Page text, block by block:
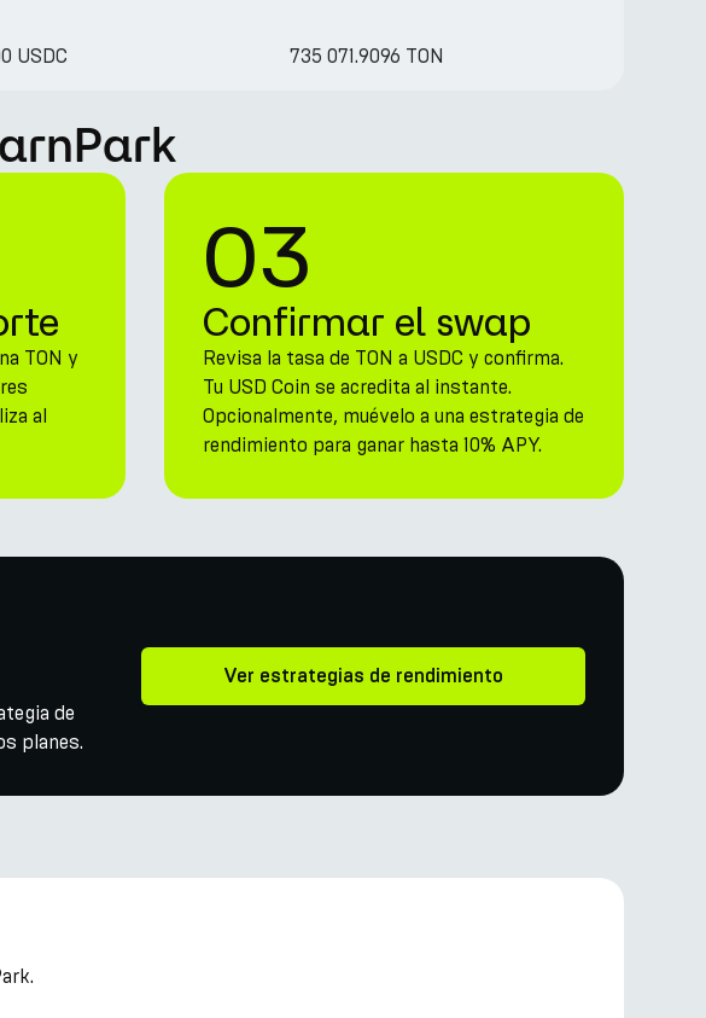
USDC 735 071.9096 TON
TON y
al
03
Confirmar el swap
Revisa la tasa de TON a USDC y confirma.
Tu USD Coin se acredita al instante.
Opcionalmente, muévelo a una estrategia de
rendimiento para ganar hasta 10% APY.
de
planes.
Ver estrategias de rendimiento